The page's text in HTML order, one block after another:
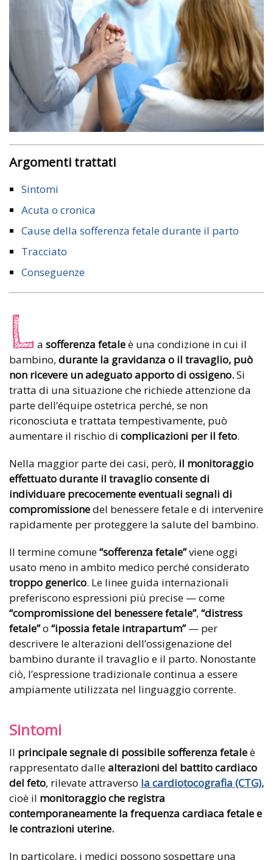
Argomenti trattati
Sintomi
Acuta o cronica
Cause della sofferenza fetale durante il parto
Tracciato
Conseguenze
L a sofferenza fetaleè una condizione in cui il
bambino, durante la gravidanza o il travaglio, può
non ricevere un adeguato apporto di ossigeno.Si
tratta di una situazione che richiede attenzione da
parte dell’équipe ostetrica perché, se non
riconosciuta e trattata tempestivamente, può
aumentare il rischio di complicazioni per il feto.
Nella maggior parte dei casi, però, il monitoraggio
effettuato durante il travaglio consente di
individuare precocemente eventuali segnali di
compromissionedel benessere fetale e di intervenire
rapidamente per proteggere la salute del bambino.
Il termine comune“sofferenza fetale”viene oggi
usato meno in ambito medico perché considerato
troppo generico. Le linee guida internazionali
preferiscono espressioni più precise — come
“compromissione del benessere fetale”, “distress
fetale”o “ipossia fetale intrapartum”— per
descrivere le alterazioni dell’ossigenazione del
bambino durante il travaglio e il parto. Nonostante
ciò, l’espressione tradizionale continua a essere
ampiamente utilizzata nel linguaggio corrente.
Sintomi
Il principale segnale di possibile sofferenza fetaleè
rappresentato dallealterazioni del battito cardiaco
del feto, rilevate attraverso la cardiotocografia (CTG),
cioè il monitoraggio che registra
contemporaneamente la frequenza cardiaca fetale e
le contrazioni uterine.
In particolare, i medici possono sospettare una